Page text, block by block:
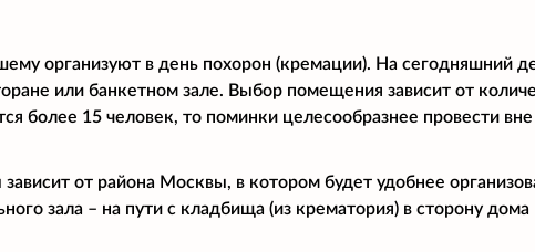
организуют в день похорон (кремации). На сегодняшний
или банкетном зале. Выбор помещения зависит от
более 15 человек, то поминки целесообразнее провести
от района Москвы, в котором будет удобнее
зала – на пути с кладбища (из крематория) в сторону